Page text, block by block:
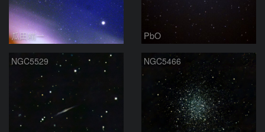
瓜田精一 PbO
NGC5529 NGC5466